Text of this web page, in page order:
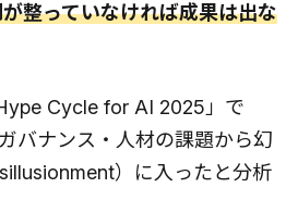
整っていなければ成果は出な
Cycle for AI 2025」で
バナンス・人材の課題から幻
）に入ったと分析